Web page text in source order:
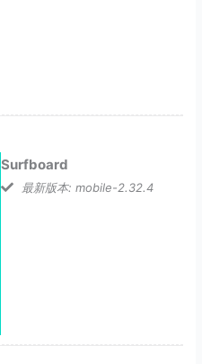
Surfboard
最新版本: mobile-2.32.4